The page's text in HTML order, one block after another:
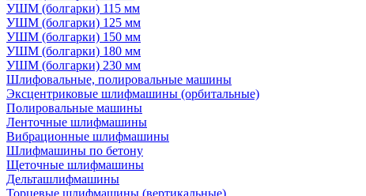
УШМ (болгарки) 115 мм
УШМ (болгарки) 125 мм
УШМ (болгарки) 150 мм
УШМ (болгарки) 180 мм
УШМ (болгарки) 230 мм
Шлифовальные, полировальные машины
Эксцентриковые шлифмашины (орбитальные)
Полировальные машины
Ленточные шлифмашины
Вибрационные шлифмашины
Шлифмашины по бетону
Щеточные шлифмашины
Дельташлифмашины
Торцевые шлифмашины (вертикальные)